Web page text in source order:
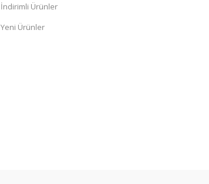
İndirimli Ürünler
Yeni Ürünler